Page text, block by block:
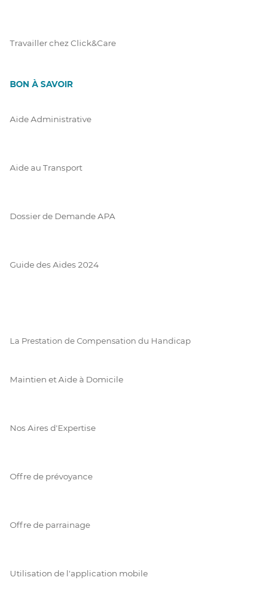
Travailler chez Click&Care
BON À SAVOIR
Aide Administrative
Aide au Transport
Dossier de Demande APA
Guide des Aides 2024
La Prestation de Compensation du Handicap
Maintien et Aide à Domicile
Nos Aires d'Expertise
Offre de prévoyance
Offre de parrainage
Utilisation de l'application mobile